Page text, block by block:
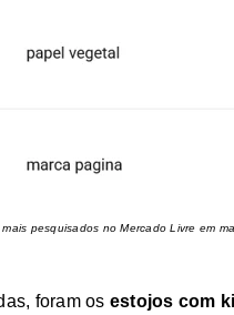
pesquisados no Mercado Livre em
foram os estojos com